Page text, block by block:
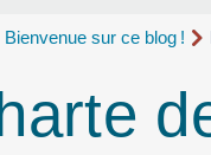
Bienvenue sur ce blog !